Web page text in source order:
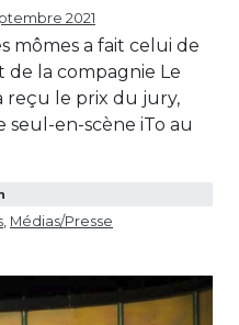
2021
mômes a fait celui de
de la compagnie Le
reçu le prix du jury,
en-scène iTo au
Médias/Presse